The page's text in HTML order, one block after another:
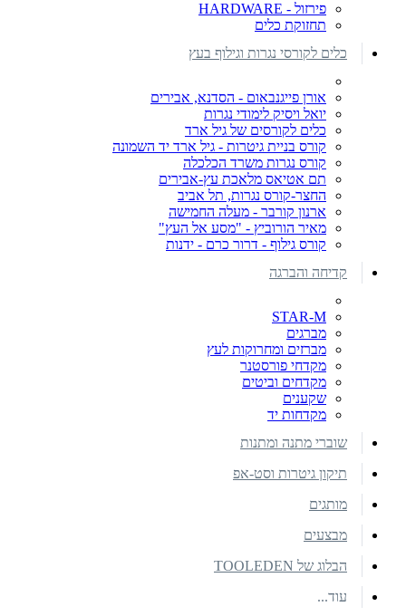
פירזול - HARDWARE
תחזוקת כלים
כלים לקורסי נגרות וגילוף בעץ
אורן פייגנבאום - הסדנא, אבירים
יואל ויסיק לימודי נגרות
כלים לקורסים של גיל ארד
קורס בניית גיטרות - גיל ארד יד השמונה
קורס נגרות משרד הכלכלה
תם אטיאס מלאכת עץ-אבירים
החצר-קורס נגרות, תל אביב
ארנון קורבר - מעלה החמישה
מאיר הורוביץ - "מסע אל העץ"
קורס גילוף - דרור כרם - ידנות
קדיחה והברגה
STAR-M
מברגים
מברזים ומחרוקות לעץ
מקדחי פורסטנר
מקדחים וביטים
שקענים
מקדחות יד
שוברי מתנה ומתנות
תיקון גיטרות וסט-אפ
מותגים
מבצעים
הבלוג של TOOLEDEN
עוד...